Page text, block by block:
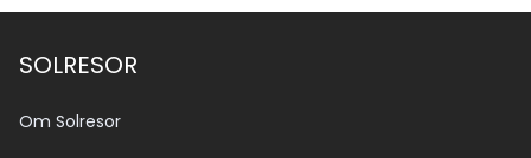
SOLRESOR
Om Solresor